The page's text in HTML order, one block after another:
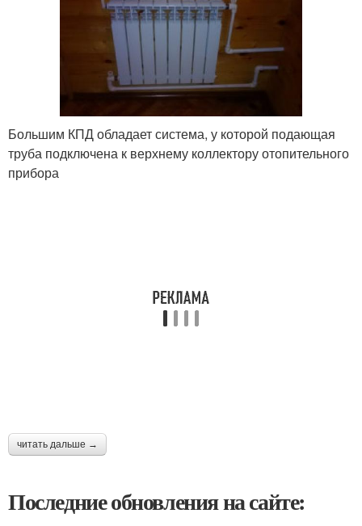
Большим КПД обладает система, у которой подающая
труба подключена к верхнему коллектору отопительного
прибора
читать дальше →
Последние обновления на сайте: